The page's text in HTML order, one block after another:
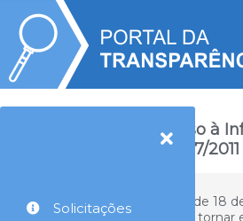
Solicitações
A Lei de Acesso à
12.527/2011
A Lei nº 12.527, de 18
mecanismos para tornar